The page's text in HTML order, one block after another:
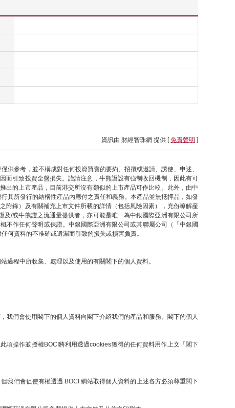
資訊由 財經智珠網 提供 [免責聲明 ]
參考，並不構成對任何投資買賣的要約、招攬或邀請、誘使、申述、
而引致投資全盤損失。謹請注意，牛熊證設有強制收回機制，因此有可
的上市產品，目前港交所沒有類似的上市產品可作比較。此外，由中
其所發行的結構性産品內應付之責任和義務。本產品並無抵押品，如發
附錄）及有關補充上市文件所載的詳情（包括風險因素），充份瞭解産
/或牛熊證之流通量提供者，亦可能是唯一為中銀國際亞洲有限公司所
不作任何聲明或保證。中銀國際亞洲有限公司或其聯屬公司（「中銀國
何資料的不准確或遺漏而引致的損失或損害負責。
過程中所收集、處理以及使用的有關閣下的個人資料。
我們會使用閣下的個人資料向閣下介紹我們的產品和服務。閣下的個人
項操作並授權BOCI將利用透過cookies獲得的任何資料用作上文「閣下
我們會促使有權透過 BOCI 網站取得個人資料的上述各方必須尊重閱下